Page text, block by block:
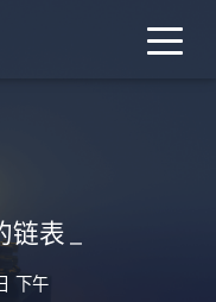
链表
下午